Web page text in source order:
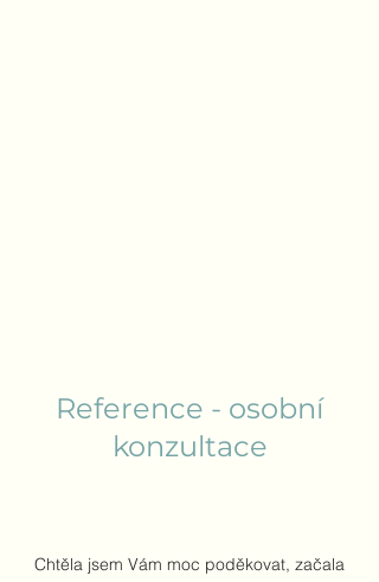
Reference - osobní
konzultace
Chtěla jsem Vám moc poděkovat, začala